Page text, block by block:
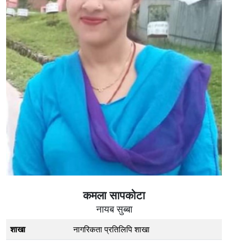
कमला सापकाेटा
नायब सुब्बा
शाखा
नागरिकता प्रतिलिपि शाखा